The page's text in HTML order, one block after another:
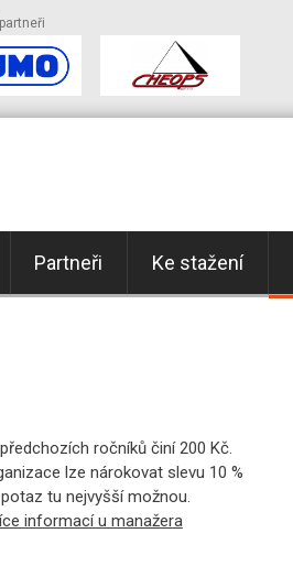
Partneři Ke stažení
ročníků činí 200 Kč.
lze nárokovat slevu 10 %
tu nejvyšší možnou.
informací u manažera